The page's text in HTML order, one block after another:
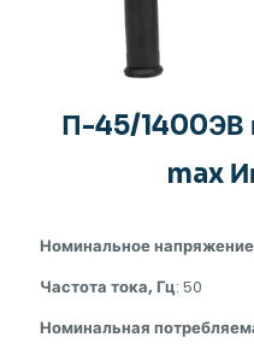
П-45/1400ЭВ
max
Номинальное
Частота тока, Гц: 50
Номинальная